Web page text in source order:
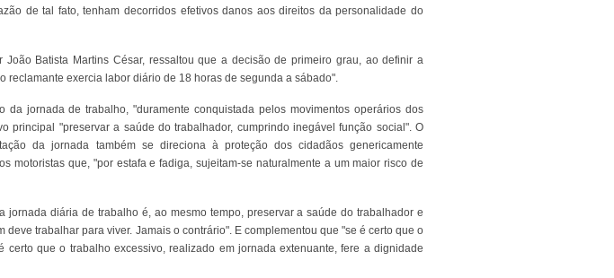
de tal fato, tenham decorridos efetivos danos aos direitos da personalidade do
João Batista Martins César, ressaltou que a decisão de primeiro grau, ao definir a
reclamante exercia labor diário de 18 horas de segunda a sábado".
da jornada de trabalho, "duramente conquistada pelos movimentos operários dos
principal "preservar a saúde do trabalhador, cumprindo inegável função social". O
da jornada também se direciona à proteção dos cidadãos genericamente
motoristas que, "por estafa e fadiga, sujeitam-se naturalmente a um maior risco de
jornada diária de trabalho é, ao mesmo tempo, preservar a saúde do trabalhador e
deve trabalhar para viver. Jamais o contrário". E complementou que "se é certo que o
certo que o trabalho excessivo, realizado em jornada extenuante, fere a dignidade